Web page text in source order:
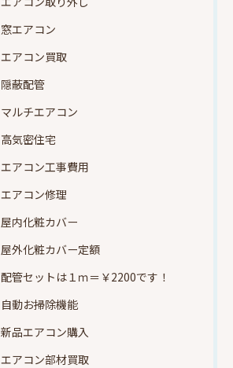
窓エアコン
エアコン買取
隠蔽配管
マルチエアコン
高気密住宅
エアコン工事費用
エアコン修理
屋内化粧カバー
屋外化粧カバー定額
配管セットは１ｍ＝￥2200です！
自動お掃除機能
新品エアコン購入
エアコン部材買取